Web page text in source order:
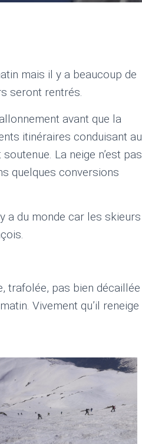
mais il y a beaucoup de
seront rentrés.
avant que la
itinéraires conduisant au
La neige n’est pas
quelques conversions
a du monde car les skieurs
trafolée, pas bien décaillée
Vivement qu’il reneige